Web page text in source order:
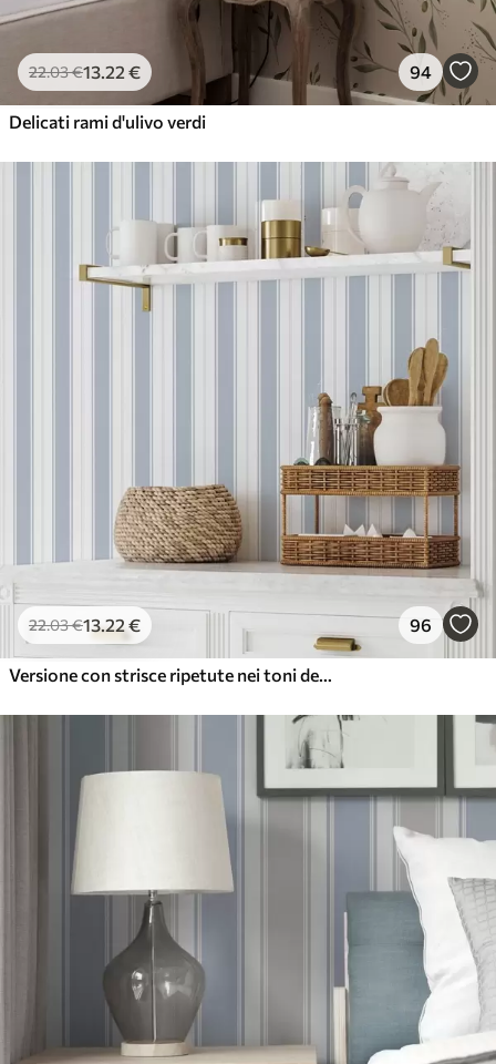
22.03€13.22 € 94
Delicati rami d'ulivo verdi
22.03€13.22€ 96
Versione con strisce ripetute nei toni del grigio-blu